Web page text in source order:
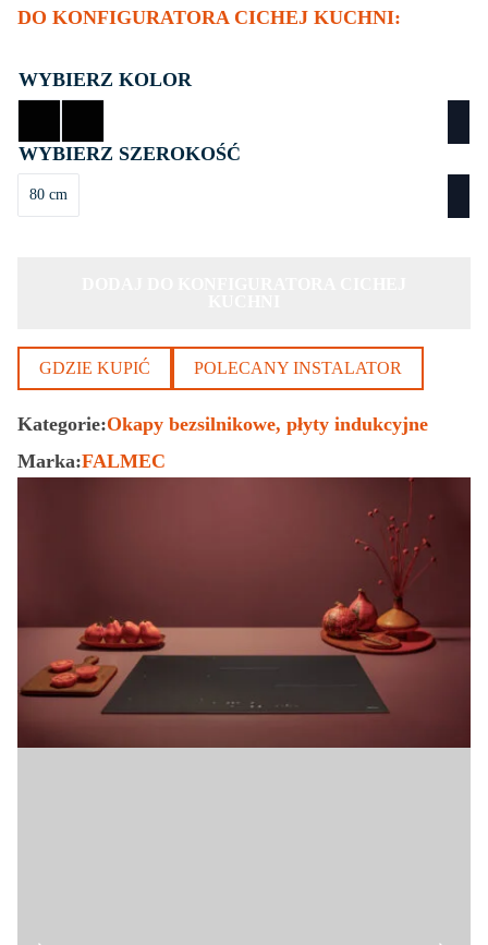
DO KONFIGURATORA CICHEJ KUCHNI:
KOLOR
SZEROKOŚĆ
80 cm
GDZIE KUPIĆ POLECANY INSTALATOR
Kategorie:Okapy bezsilnikowe płyty indukcyjne
Marka:FALMEC